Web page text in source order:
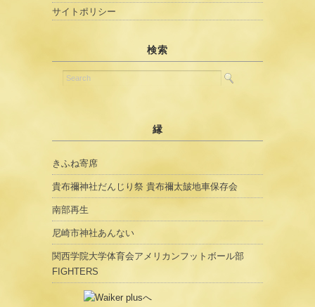
サイトポリシー
検索
縁
きふね寄席
貴布禰神社だんじり祭 貴布禰太皷地車保存会
南部再生
尼崎市神社あんない
関西学院大学体育会アメリカンフットボール部
FIGHTERS